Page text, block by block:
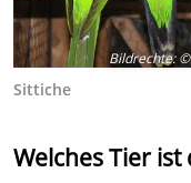
Bildrechte:
Sittiche
Welches Tier